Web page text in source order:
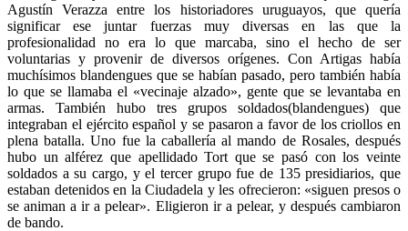
Agustín Verazza entre los historiadores uruguayos, que quería
significar ese juntar fuerzas muy diversas en las que la
profesionalidad no era lo que marcaba, sino el hecho de ser
voluntarias y provenir de diversos orígenes. Con Artigas había
muchísimos blandengues que se habían pasado, pero también había
lo que se llamaba el «vecinaje alzado», gente que se levantaba en
armas. También hubo tres grupos soldados(blandengues) que
integraban el ejército español y se pasaron a favor de los criollos en
plena batalla. Uno fue la caballería al mando de Rosales, después
hubo un alférez que apellidado Tort que se pasó con los veinte
soldados a su cargo, y el tercer grupo fue de 135 presidiarios, que
estaban detenidos en la Ciudadela y les ofrecieron: «siguen presos o
se animan a ir a pelear». Eligieron ir a pelear, y después cambiaron
de bando.